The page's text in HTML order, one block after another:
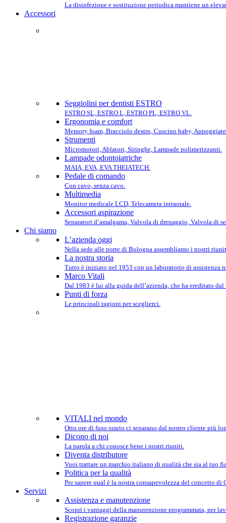
La disinfezione e sostituzione periodica mantiene un
Accessori
Seggiolini per dentisti ESTRO
ESTRO SL, ESTRO L, ESTRO PL, ESTRO VL.
Ergonomia e comfort
Memory foam, Bracciolo destro, Cuscino baby,
Strumenti
Micromotori, Ablatori, Siringhe, Lampade polimerizzanti.
Lampade odontoiatriche
MAIA, EVA, EVA THEIATECH.
Pedale di comando
Con cavo, senza cavo.
Multimedia
Monitor medicale LCD, Telecamera intraorale.
Accessori aspirazione
Separatori d’amalgama, Valvola di drenaggio, Valvola di
Chi siamo
L’azienda oggi
Nella sede alle porte di Bologna assembliamo i nostri
La nostra storia
Tutto è iniziato nel 1953 con un laboratorio di assistenza
Marco Vitali
Dal 1983 è lui alla guida dell’azienda, che ha ereditato
Punti di forza
Le principali ragioni per sceglierci.
VITALI nel mondo
Otto ore di fuso orario ci separano dal nostro cliente più
Dicono di noi
La parola a chi conosce bene i nostri riuniti.
Diventa distributore
Vuoi trattare un marchio italiano di qualità che sia al tuo
Politica per la qualità
Per sapere qual è la nostra consapevolezza del concetto
Servizi
Assistenza e manutenzione
Scopri i vantaggi della manutenzione programmata, per
Registrazione garanzie